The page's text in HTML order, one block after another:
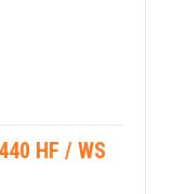
HF / WS